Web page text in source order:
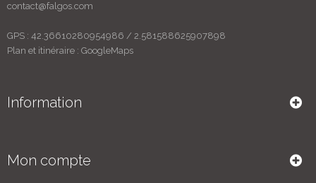
contact@falgos.com
GPS : 42.36610280954986 / 2.581588625907898
Plan et itinéraire : GoogleMaps
Information
Mon compte